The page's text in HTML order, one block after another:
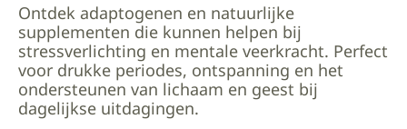
Ontdek adaptogenen en natuurlijke
supplementen die kunnen helpen bij
stressverlichting en mentale veerkracht. Perfect
voor drukke periodes, ontspanning en het
ondersteunen van lichaam en geest bij
dagelijkse uitdagingen.